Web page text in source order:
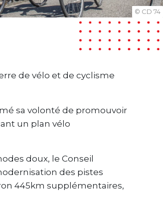
© CD 74
de vélo et de cyclisme
sa volonté de promouvoir
un plan vélo
doux, le Conseil
des pistes
445km supplémentaires,